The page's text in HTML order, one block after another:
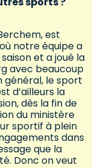
est
notre équipe a
et a joué la
avec beaucoup
général, le sport
d’ailleurs la
dès la fin de
du ministère
sportif à plein
dans
que la
Donc on veut